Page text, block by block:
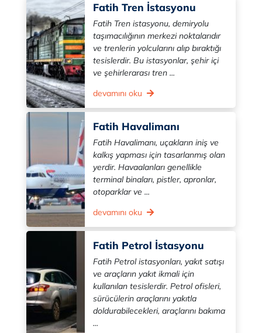
Fatih Tren İstasyonu
Fatih Tren istasyonu, demiryolu
taşımacılığının merkezi noktalarıdır
ve trenlerin yolcularını alıp bıraktığı
tesislerdir. Bu istasyonlar, şehir içi
ve şehirlerarası tren ...
devamını oku
Fatih Havalimanı
Fatih Havalimanı, uçakların iniş ve
kalkış yapması için tasarlanmış olan
yerdir. Havaalanları genellikle
terminal binaları, pistler, apronlar,
otoparklar ve ...
devamını oku
Fatih Petrol İstasyonu
Fatih Petrol istasyonları, yakıt satışı
ve araçların yakıt ikmali için
kullanılan tesislerdir. Petrol ofisleri,
sürücülerin araçlarını yakıtla
doldurabilecekleri, araçlarını bakıma
...